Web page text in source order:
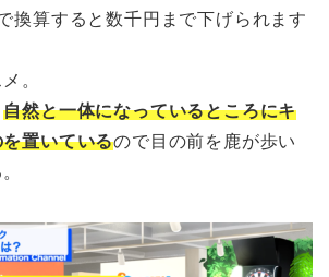
換算すると数千円まで下げられます
。
自然と一体になっているところにキ
置いているので目の前を鹿が歩い